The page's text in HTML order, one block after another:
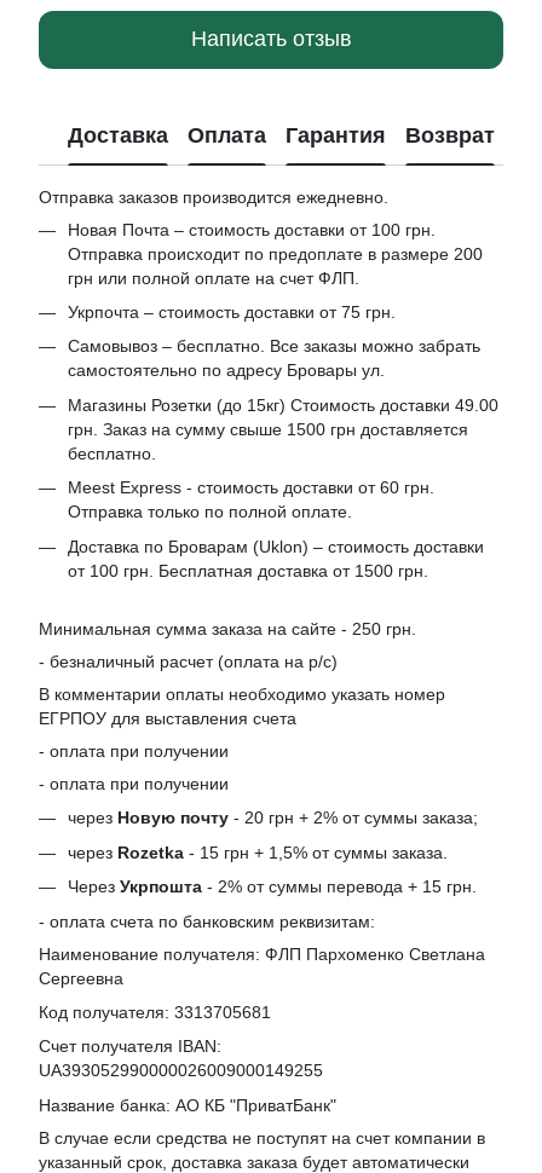
Написать отзыв
Доставка Оплата Гарантия Возврат
Отправка заказов производится ежедневно.
Новая Почта – стоимость доставки от 100 грн.
Отправка происходит по предоплате в размере 200
грн или полной оплате на счет ФЛП.
Укрпочта – стоимость доставки от 75 грн.
Самовывоз – бесплатно. Все заказы можно забрать
самостоятельно по адресу Бровары ул.
Магазины Розетки (до 15кг) Стоимость доставки 49.00
грн. Заказ на сумму свыше 1500 грн доставляется
бесплатно.
Meest Express - стоимость доставки от 60 грн.
Отправка только по полной оплате.
Доставка по Броварам (Uklon) – стоимость доставки
от 100 грн. Бесплатная доставка от 1500 грн.
Минимальная сумма заказа на сайте - 250 грн.
- безналичный расчет (оплата на р/с)
В комментарии оплаты необходимо указать номер
ЕГРПОУ для выставления счета
- оплата при получении
- оплата при получении
через Новую почту - 20 грн + 2% от суммы заказа;
через Rozetka - 15 грн + 1,5% от суммы заказа.
Через Укрпошта - 2% от суммы перевода + 15 грн.
- оплата счета по банковским реквизитам:
Наименование получателя: ФЛП Пархоменко Светлана
Сергеевна
Код получателя: 3313705681
Счет получателя IBAN:
UA393052990000026009000149255
Название банка: АО КБ "ПриватБанк"
В случае если средства не поступят на счет компании в
указанный срок, доставка заказа будет автоматически